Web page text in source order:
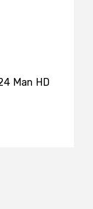
Man HD